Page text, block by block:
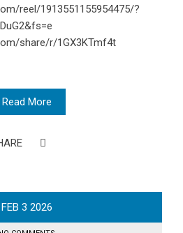
reel/1913551155954475/?
share/r/1GX3KTmf4t
Read More
FEB 3 2026